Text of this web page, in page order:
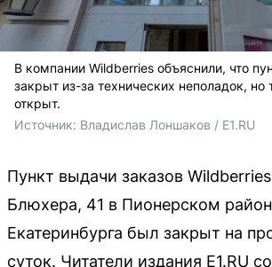
В компании Wildberries объяснили, что
закрыт из-за технических неполадок, но
открыт.
Источник: Владислав Лоншаков / E1.RU
Пункт выдачи заказов
Блюхера, 41 в Пионерском
Екатеринбурга был закрыт на
суток. Читатели издания E1.RU